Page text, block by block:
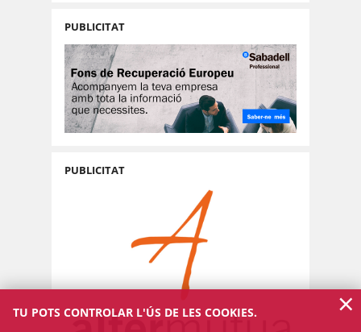
PUBLICITAT
PUBLICITAT
TU POTS CONTROLAR L'ÚS DE LES COOKIES.
×